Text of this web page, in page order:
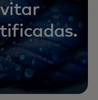
pestaña nueva